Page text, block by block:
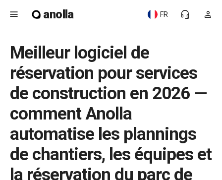
menu anolla person
headset_mic
FR
Meilleur logiciel de
réservation pour services
de construction en 2026 —
comment Anolla
automatise les plannings
de chantiers, les équipes et
la réservation du parc de